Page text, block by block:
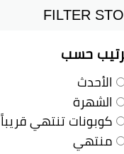
FILTER
حسب
الأحدث
الشهرة
كوبونات تنتهي قريباً
منتهي